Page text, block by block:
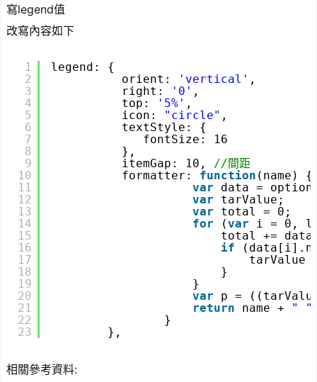
寫legend值
改寫內容如下
1
2
3
4
5
6
7
8
9
10
11
12
13
14
15
16
17
18
19
20
21
22
23
legend: {
orient:
'vertical' ,
right:
'0' ,
top:
'5%' ,
icon:
"circle" ,
textStyle: {
fontSize: 16
},
itemGap: 10, //間距
formatter: function (name) {
var
data =
var
tarValue;
var
total = 0;
for
(var
i = 0, l
total +=
if
tarValue
}
}
var
p =
return
name +
" "
}
},
相關參考資料: